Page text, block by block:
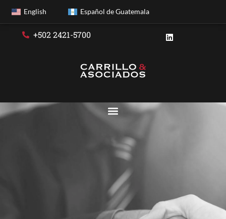
English Español de Guatemala
+502 2421-5700